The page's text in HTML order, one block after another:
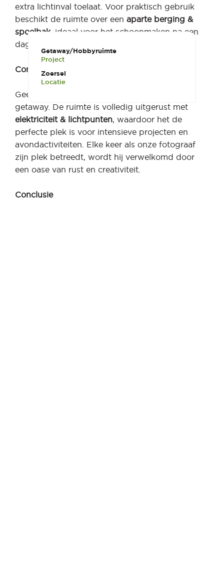
Getaway/Hobbyruimte
Project
Zoersel
Locatie
extra lichtinval toelaat. Voor praktisch gebruik
beschikt de ruimte over eenaparte berging &
spoelbak, ideaal voor het schoonmaken na een
dag intensief werk.
Comfortabel en Praktisch
Geen detail is over het hoofd gezien in deze
getaway. De ruimte is volledig uitgerust met
elektriciteit & lichtpunten, waardoor het de
perfecte plek is voor intensieve projecten en
avondactiviteiten. Elke keer als onze fotograaf
zijn plek betreedt, wordt hij verwelkomd door
een oase van rust en creativiteit.
Conclusie